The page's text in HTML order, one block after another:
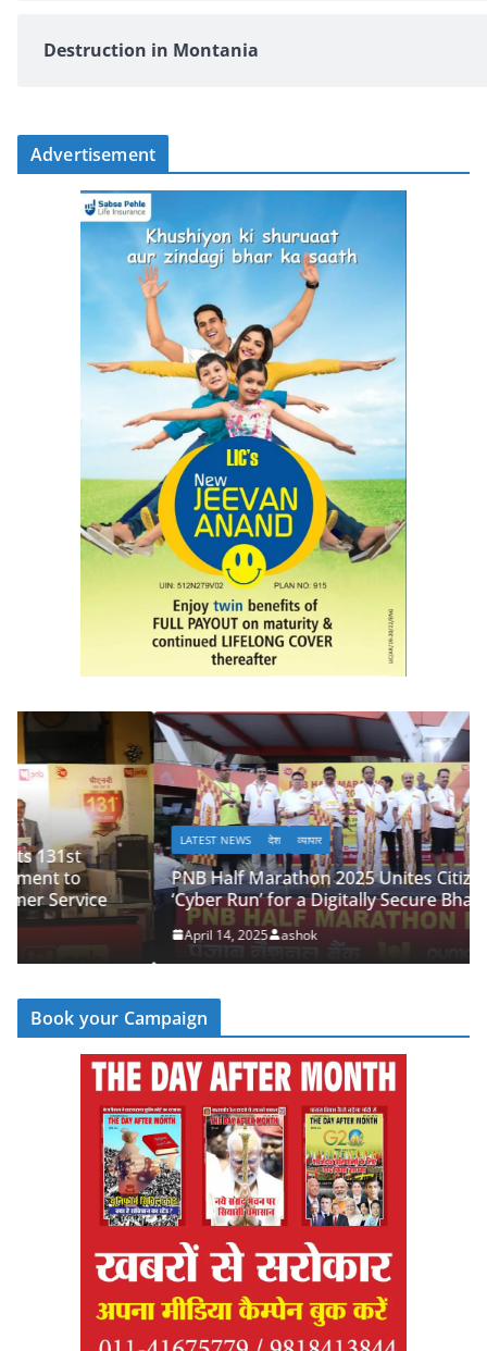
Destruction in Montania
Advertisement
LATEST NEWS देश व्यापार
PNB Half Marathon 2025 Unites Citizens in a
‘Cyber Run’ for a Digitally Secure Bharat
ashok
Book your Campaign